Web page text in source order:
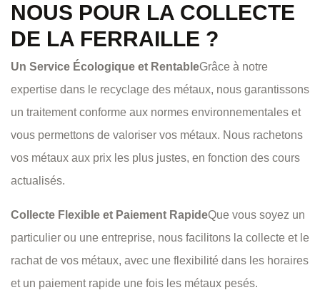
NOUS POUR LA COLLECTE
DE LA FERRAILLE ?
Un Service Écologique et RentableGrâce à notre
expertise dans le recyclage des métaux, nous garantissons
un traitement conforme aux normes environnementales et
vous permettons de valoriser vos métaux. Nous rachetons
vos métaux aux prix les plus justes, en fonction des cours
actualisés.
Collecte Flexible et Paiement RapideQue vous soyez un
particulier ou une entreprise, nous facilitons la collecte et le
rachat de vos métaux, avec une flexibilité dans les horaires
et un paiement rapide une fois les métaux pesés.